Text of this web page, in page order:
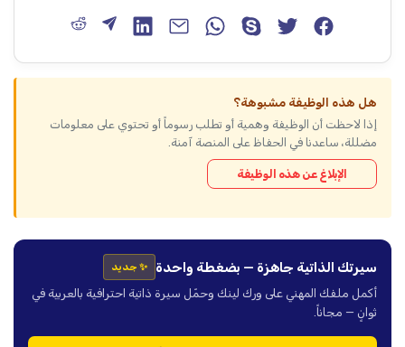
هل هذه الوظيفة مشبوهة؟
إذا لاحظت أن الوظيفة وهمية أو تطلب رسوماً أو تحتوي على معلومات
مضللة، ساعدنا في الحفاظ على المنصة آمنة.
الإبلاغ عن هذه الوظيفة
سيرتك الذاتية جاهزة — بضغطة واحدة ✨ جديد
أكمل ملفك المهني على ورك لينك وحمّل سيرة ذاتية احترافية بالعربية في
ثوانٍ — مجاناً.